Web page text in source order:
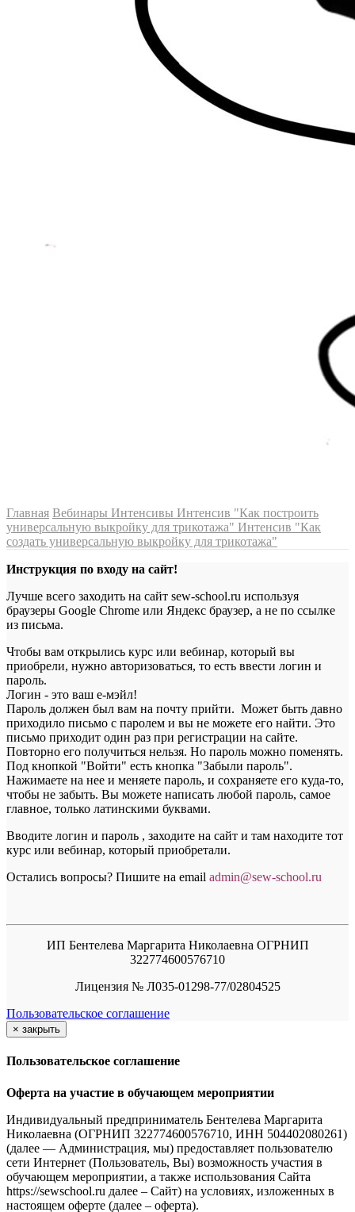
Главная Вебинары Интенсивы Интенсив "Как построить
универсальную выкройку для трикотажа" Интенсив "Как
создать универсальную выкройку для трикотажа"
Инструкция по входу на сайт!
Лучше всего заходить на сайт sew-school.ru используя
браузеры Google Chrome или Яндекс браузер, а не по ссылке
из письма.
Чтобы вам открылись курс или вебинар, который вы
приобрели, нужно авторизоваться, то есть ввести логин и
пароль.
Логин - это ваш е-мэйл!
Пароль должен был вам на почту прийти. Может быть давно
приходило письмо с паролем и вы не можете его найти. Это
письмо приходит один раз при регистрации на сайте.
Повторно его получиться нельзя. Но пароль можно поменять.
Под кнопкой "Войти" есть кнопка "Забыли пароль".
Нажимаете на нее и меняете пароль, и сохраняете его куда-то,
чтобы не забыть. Вы можете написать любой пароль, самое
главное, только латинскими буквами.
Вводите логин и пароль , заходите на сайт и там находите тот
курс или вебинар, который приобретали.
Остались вопросы? Пишите на email admin@sew-school.ru
ИП Бентелева Маргарита Николаевна ОГРНИП
322774600576710
Лицензия № Л035-01298-77/02804525
Пользовательское соглашение
× закрыть
Пользовательское соглашение
Оферта на участие в обучающем мероприятии
Индивидуальный предприниматель Бентелева Маргарита
Николаевна (ОГРНИП 322774600576710, ИНН 504402080261)
(далее — Администрация, мы) предоставляет пользователю
сети Интернет (Пользователь, Вы) возможность участия в
обучающем мероприятии, а также использования Сайта
https://sewschool.ru далее – Сайт) на условиях, изложенных в
настоящем оферте (далее – оферта).